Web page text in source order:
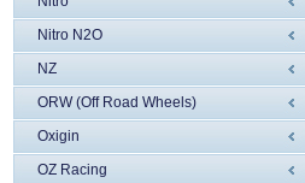
Nitro N2O
NZ
ORW (Off Road Wheels)
Oxigin
OZ Racing